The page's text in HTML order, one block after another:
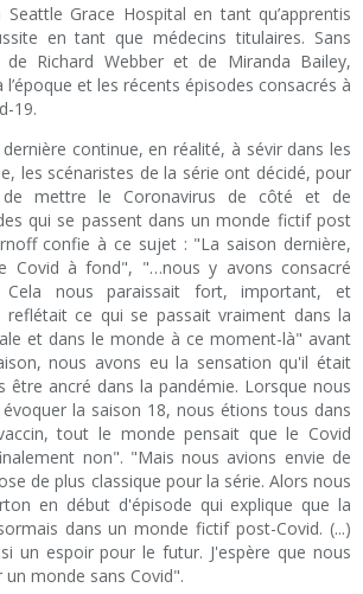
Grace Hospital en tant qu’apprentis
en tant que médecins titulaires. Sans
Richard Webber et de Miranda Bailey,
et les récents épisodes consacrés à
19.
continue, en réalité, à sévir dans les
les scénaristes de la série ont décidé, pour
de mettre le Coronavirus de côté et de
qui se passent dans un monde fictif post
confie à ce sujet : "La saison dernière,
Covid à fond", "…nous y avons consacré
nous paraissait fort, important, et
reflétait ce qui se passait vraiment dans la
et dans le monde à ce moment-là" avant
nous avons eu la sensation qu'il était
être ancré dans la pandémie. Lorsque nous
la saison 18, nous étions tous dans
tout le monde pensait que le Covid
non". "Mais nous avions envie de
de plus classique pour la série. Alors nous
en début d'épisode qui explique que la
dans un monde fictif post-Covid. (...)
un espoir pour le futur. J'espère que nous
monde sans Covid".